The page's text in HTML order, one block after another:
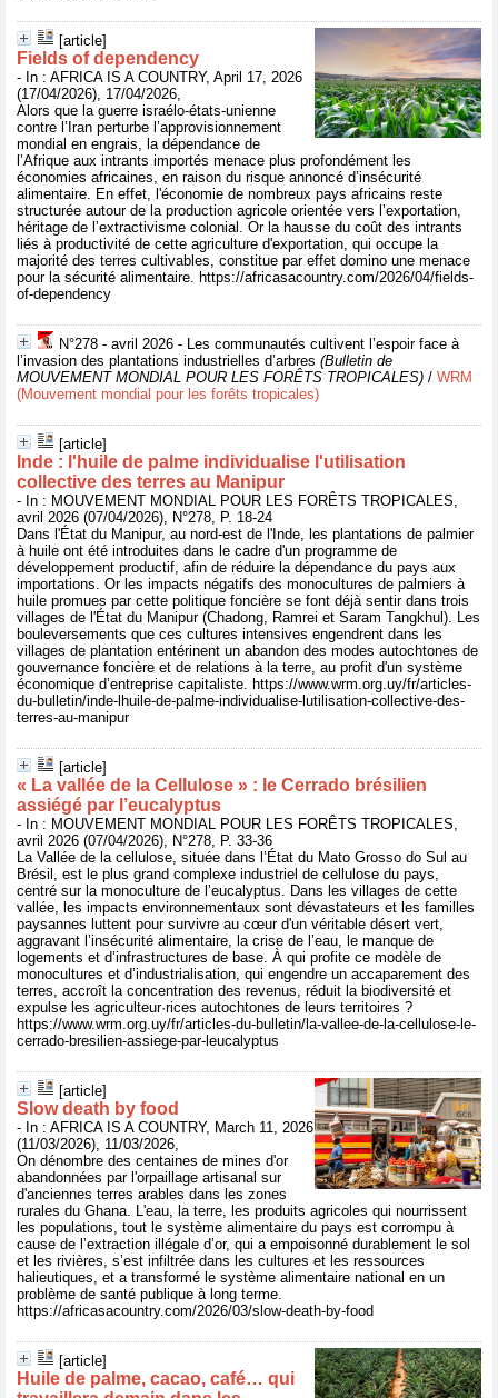
[article]
Fields of dependency
- In : AFRICA IS A COUNTRY, April 17, 2026
(17/04/2026), 17/04/2026,
Alors que la guerre israélo-états-unienne
contre l’Iran perturbe l’approvisionnement
mondial en engrais, la dépendance de
l’Afrique aux intrants importés menace plus profondément les
économies africaines, en raison du risque annoncé d’insécurité
alimentaire. En effet, l'économie de nombreux pays africains reste
structurée autour de la production agricole orientée vers l’exportation,
héritage de l’extractivisme colonial. Or la hausse du coût des intrants
liés à productivité de cette agriculture d'exportation, qui occupe la
majorité des terres cultivables, constitue par effet domino une menace
pour la sécurité alimentaire. https://africasacountry.com/2026/04/fields-
of-dependency
N°278 - avril 2026 - Les communautés cultivent l’espoir face à
l’invasion des plantations industrielles d’arbres (Bulletin de
MOUVEMENT MONDIAL POUR LES FORÊTS TROPICALES) / WRM
(Mouvement mondial pour les forêts tropicales)
[article]
Inde : l'huile de palme individualise l'utilisation
collective des terres au Manipur
- In : MOUVEMENT MONDIAL POUR LES FORÊTS TROPICALES,
avril 2026 (07/04/2026), N°278, P. 18-24
Dans l'État du Manipur, au nord-est de l'Inde, les plantations de palmier
à huile ont été introduites dans le cadre d'un programme de
développement productif, afin de réduire la dépendance du pays aux
importations. Or les impacts négatifs des monocultures de palmiers à
huile promues par cette politique foncière se font déjà sentir dans trois
villages de l'État du Manipur (Chadong, Ramrei et Saram Tangkhul). Les
bouleversements que ces cultures intensives engendrent dans les
villages de plantation entérinent un abandon des modes autochtones de
gouvernance foncière et de relations à la terre, au profit d'un système
économique d’entreprise capitaliste. https://www.wrm.org.uy/fr/articles-
du-bulletin/inde-lhuile-de-palme-individualise-lutilisation-collective-des-
terres-au-manipur
[article]
« La vallée de la Cellulose » : le Cerrado brésilien
assiégé par l’eucalyptus
- In : MOUVEMENT MONDIAL POUR LES FORÊTS TROPICALES,
avril 2026 (07/04/2026), N°278, P. 33-36
La Vallée de la cellulose, située dans l’État du Mato Grosso do Sul au
Brésil, est le plus grand complexe industriel de cellulose du pays,
centré sur la monoculture de l’eucalyptus. Dans les villages de cette
vallée, les impacts environnementaux sont dévastateurs et les familles
paysannes luttent pour survivre au cœur d'un véritable désert vert,
aggravant l’insécurité alimentaire, la crise de l’eau, le manque de
logements et d’infrastructures de base. À qui profite ce modèle de
monocultures et d’industrialisation, qui engendre un accaparement des
terres, accroît la concentration des revenus, réduit la biodiversité et
expulse les agriculteur·rices autochtones de leurs territoires ?
https://www.wrm.org.uy/fr/articles-du-bulletin/la-vallee-de-la-cellulose-le-
cerrado-bresilien-assiege-par-leucalyptus
[article]
Slow death by food
- In : AFRICA IS A COUNTRY, March 11, 2026
(11/03/2026), 11/03/2026,
On dénombre des centaines de mines d'or
abandonnées par l'orpaillage artisanal sur
d'anciennes terres arables dans les zones
rurales du Ghana. L'eau, la terre, les produits agricoles qui nourrissent
les populations, tout le système alimentaire du pays est corrompu à
cause de l’extraction illégale d’or, qui a empoisonné durablement le sol
et les rivières, s’est infiltrée dans les cultures et les ressources
halieutiques, et a transformé le système alimentaire national en un
problème de santé publique à long terme.
https://africasacountry.com/2026/03/slow-death-by-food
[article]
Huile de palme, cacao, café… qui